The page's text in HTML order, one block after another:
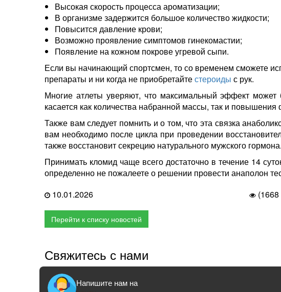
Высокая скорость процесса ароматизации;
В организме задержится большое количество жидкости;
Повысится давление крови;
Возможно проявление симптомов гинекомастии;
Появление на кожном покрове угревой сыпи.
Если вы начинающий спортсмен, то со временем сможете
препараты и ни когда не приобретайтестероиды с рук.
Многие атлеты уверяют, что максимальный эффект может
касается как количества набранной массы, так и повышения
Также вам следует помнить и о том, что эта связка
вам необходимо после цикла при проведении
также восстановит секрецию натурального мужского гормона.
Принимать кломид чаще всего достаточно в течение 14
определенно не пожалеете о решении провести анаполон
10.01.2026
Перейти к списку новостей
Свяжитесь с нами
Напишите нам на